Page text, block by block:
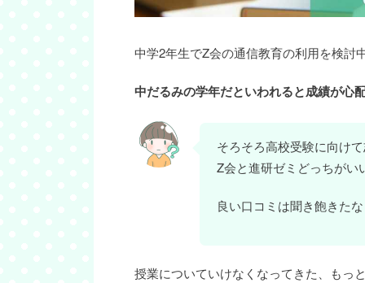
中学2年生でZ会の通信教育の利用を検討
中だるみの学年だといわれると成績が心
そろそろ高校受験に向け
Z会と進研ゼミどっちがい
良い口コミは聞き飽きた
授業についていけなくなってきた、もっ